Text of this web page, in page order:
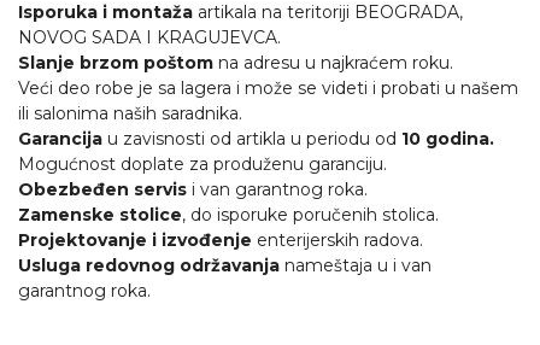
Isporuka i montaža artikala na teritoriji BEOGRADA,
NOVOG SADA I KRAGUJEVCA.
Slanje brzom poštom na adresu u najkraćem roku.
Veći deo robe je sa lagera i može se videti i probati u našem
ili salonima naših saradnika.
Garancija u zavisnosti od artikla u periodu od 10 godina.
Mogućnost doplate za produženu garanciju.
Obezbeđen servis i van garantnog roka.
Zamenske stolice, do isporuke poručenih stolica.
Projektovanje i izvođenje enterijerskih radova.
Usluga redovnog održavanja nameštaja u i van
garantnog roka.